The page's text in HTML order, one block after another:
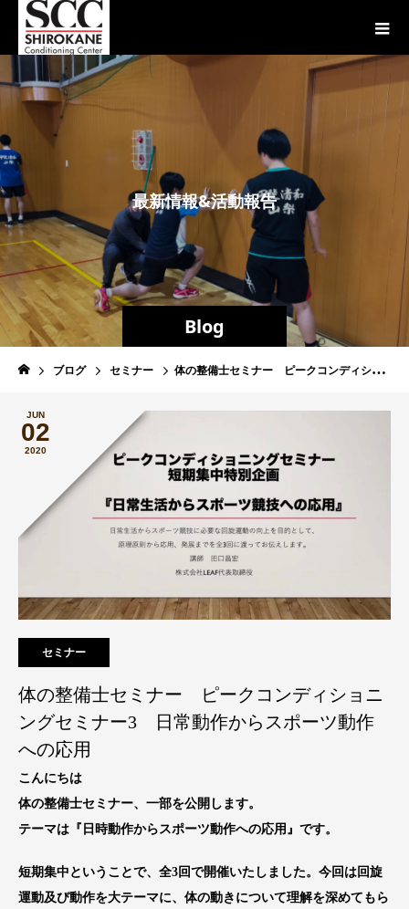
Blog
最新情報&活動報告
ブログ セミナー 体の整備士セミナー ピークコンディショニングセミナー3 日常動作からスポーツ動作への応用
JUN
02
2020
セミナー
体の整備士セミナー ピークコンディショニ
ングセミナー3 日常動作からスポーツ動作
への応用
こんにちは
体の整備士セミナー、一部を公開します。
テーマは『日時動作からスポーツ動作への応用』です。
短期集中ということで、全3回で開催いたしました。今回は回旋
運動及び動作を大テーマに、体の動きについて理解を深めてもら